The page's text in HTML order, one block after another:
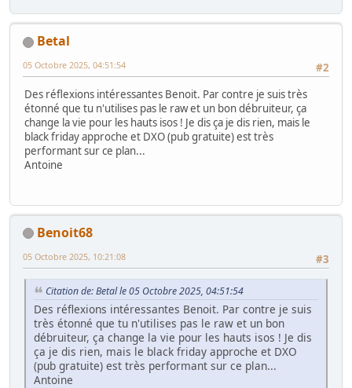
Betal
#2
05 Octobre 2025, 04:51:54
Des réflexions intéressantes Benoit. Par contre je suis très
étonné que tu n'utilises pas le raw et un bon débruiteur, ça
change la vie pour les hauts isos ! Je dis ça je dis rien, mais le
black friday approche et DXO (pub gratuite) est très
performant sur ce plan...
Antoine
Benoit68
#3
05 Octobre 2025, 10:21:08
Citation de: Betal le 05 Octobre 2025, 04:51:54
Des réflexions intéressantes Benoit. Par contre je suis
très étonné que tu n'utilises pas le raw et un bon
débruiteur, ça change la vie pour les hauts isos ! Je dis
ça je dis rien, mais le black friday approche et DXO
(pub gratuite) est très performant sur ce plan...
Antoine